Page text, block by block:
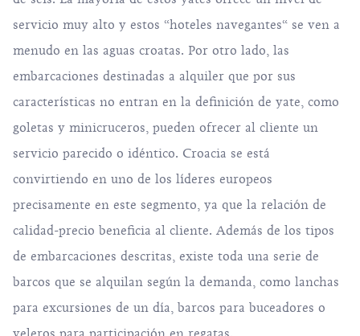
servicio muy alto y estos “hoteles navegantes“ se ven a
menudo en las aguas croatas. Por otro lado, las
embarcaciones destinadas a alquiler que por sus
características no entran en la definición de yate, como
goletas y minicruceros, pueden ofrecer al cliente un
servicio parecido o idéntico. Croacia se está
convirtiendo en uno de los líderes europeos
precisamente en este segmento, ya que la relación de
calidad-precio beneficia al cliente. Además de los tipos
de embarcaciones descritas, existe toda una serie de
barcos que se alquilan según la demanda, como lanchas
para excursiones de un día, barcos para buceadores o